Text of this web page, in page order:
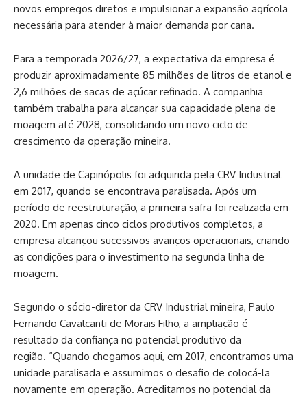
novos empregos diretos e impulsionar a expansão agrícola
necessária para atender à maior demanda por cana.
Para a temporada 2026/27, a expectativa da empresa é
produzir aproximadamente 85 milhões de litros de etanol e
2,6 milhões de sacas de açúcar refinado. A companhia
também trabalha para alcançar sua capacidade plena de
moagem até 2028, consolidando um novo ciclo de
crescimento da operação mineira.
A unidade de Capinópolis foi adquirida pela CRV Industrial
em 2017, quando se encontrava paralisada. Após um
período de reestruturação, a primeira safra foi realizada em
2020. Em apenas cinco ciclos produtivos completos, a
empresa alcançou sucessivos avanços operacionais, criando
as condições para o investimento na segunda linha de
moagem.
Segundo o sócio-diretor da CRV Industrial mineira, Paulo
Fernando Cavalcanti de Morais Filho, a ampliação é
resultado da confiança no potencial produtivo da
região. “Quando chegamos aqui, em 2017, encontramos uma
unidade paralisada e assumimos o desafio de colocá-la
novamente em operação. Acreditamos no potencial da